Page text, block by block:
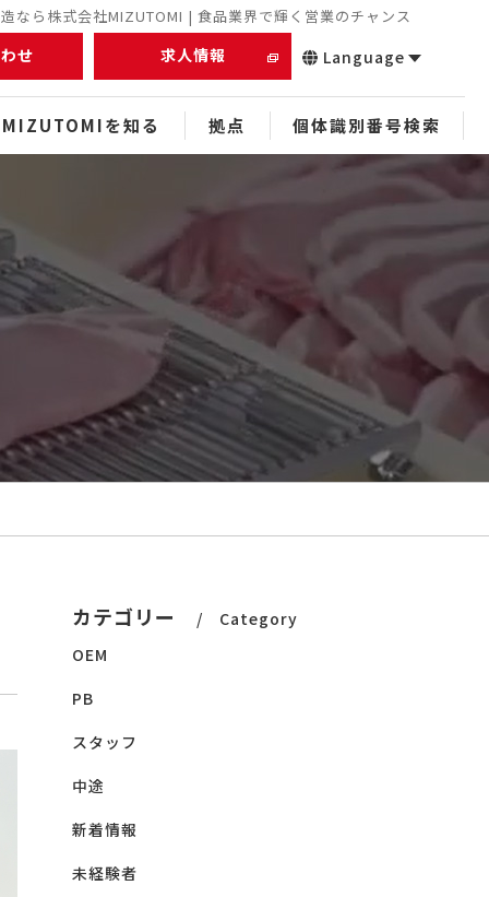
なら株式会社MIZUTOMI | 食品業界で輝く営業のチャンス
せ 求人情報 Language
MIZUTOMIを知る
未経験者
経験者
ぬれアンダギー
拠点 個体識別番号検索
カテゴリー
Category
OEM
PB
スタッフ
中途
新着情報
未経験者